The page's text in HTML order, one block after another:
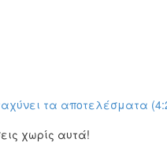
τα αποτελέσματα
χωρίς αυτά!